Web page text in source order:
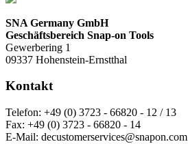
SNA Germany GmbH
Geschäftsbereich Snap-on Tools
Gewerbering 1
09337 Hohenstein-Ernstthal
Kontakt
Telefon: +49 (0) 3723 - 66820 - 12 / 13
Fax: +49 (0) 3723 - 66820 - 14
E-Mail: decustomerservices@snapon.com